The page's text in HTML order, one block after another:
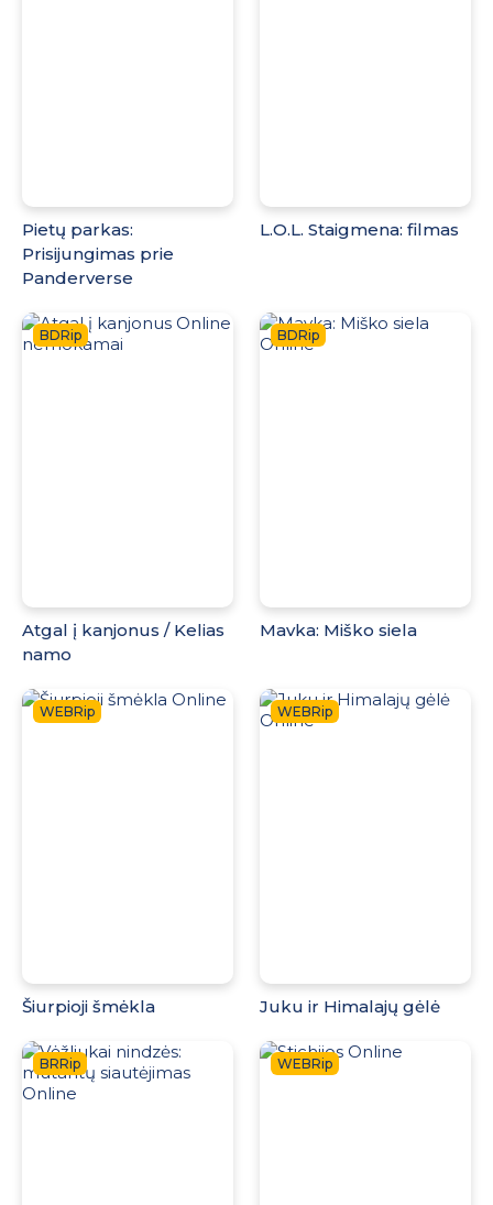
Pietų parkas:
Prisijungimas prie
Panderverse
L.O.L. Staigmena: filmas
BDRip
Atgal į kanjonus / Kelias
namo
BDRip
Mavka: Miško siela
WEBRip
Šiurpioji šmėkla
WEBRip
Juku ir Himalajų gėlė
BRRip WEBRip